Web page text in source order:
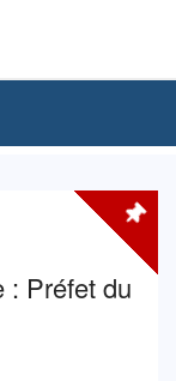
: Préfet du